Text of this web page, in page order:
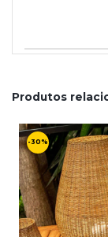
Produtos
-30%